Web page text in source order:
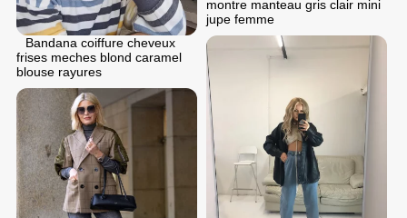
montre manteau gris clair mini
jupe femme
Bandana coiffure cheveux
frises meches blond caramel
blouse rayures